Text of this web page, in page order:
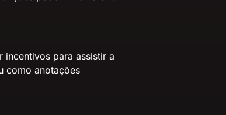
incentivos para assistir a
como anotações